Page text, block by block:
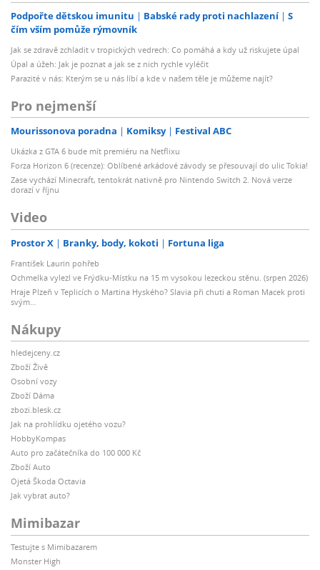
Podpořte dětskou imunitu Babské rady proti nachlazení
S
čím vším pomůže rýmovník
Jak se zdravě zchladit v tropických vedrech: Co pomáhá a kdy už riskujete úpal
Úpal a úžeh: Jak je poznat a jak se z nich rychle vyléčit
Parazité v nás: Kterým se u nás líbí a kde v našem těle je můžeme najít?
Pro nejmenší
Mourissonova poradna Komiksy Festival ABC
Ukázka z GTA 6 bude mít premiéru na Netflixu
Forza Horizon 6 (recenze): Oblíbené arkádové závody se přesouvají do ulic Tokia!
Zase vychází Minecraft, tentokrát nativně pro Nintendo Switch 2. Nová verze
dorazí v říjnu
Video
Prostor X Branky, body, kokoti Fortuna liga
František Laurin pohřeb
Ochmelka vylezl ve Frýdku-Místku na 15 m vysokou lezeckou stěnu. (srpen 2026)
Hraje Plzeň v Teplicích o Martina Hyského? Slavia při chuti a Roman Macek proti
svým…
Nákupy
hledejceny.cz
Zboží Živě
Osobní vozy
Zboží Dáma
zbozi.blesk.cz
Jak na prohlídku ojetého vozu?
HobbyKompas
Auto pro začátečníka do 100 000 Kč
Zboží Auto
Ojetá Škoda Octavia
Jak vybrat auto?
Mimibazar
Testujte s Mimibazarem
Monster High